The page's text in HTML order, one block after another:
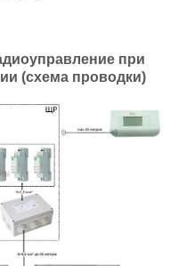
при
(схема проводки)